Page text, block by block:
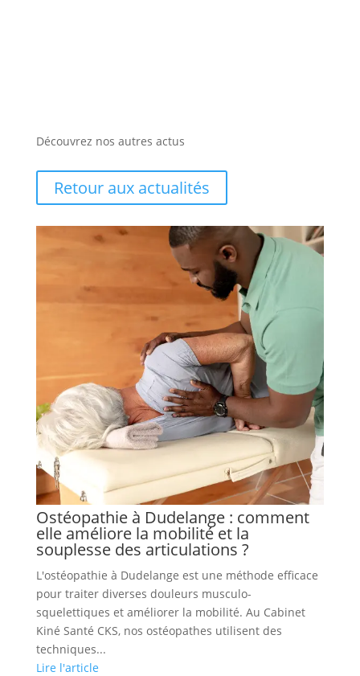
Découvrez nos autres actus
Retour aux actualités
Ostéopathie à Dudelange : comment
elle améliore la mobilité et la
souplesse des articulations ?
L'ostéopathie à Dudelange est une méthode efficace
pour traiter diverses douleurs musculo-
squelettiques et améliorer la mobilité. Au Cabinet
Kiné Santé CKS, nos ostéopathes utilisent des
techniques...
Lire l'article